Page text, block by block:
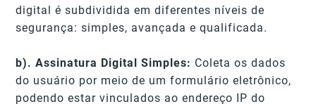
digital é subdividida em diferentes níveis de
segurança: simples, avançada e qualificada.
b). Assinatura Digital Simples: Coleta os dados
do usuário por meio de um formulário eletrônico,
podendo estar vinculados ao endereço IP do